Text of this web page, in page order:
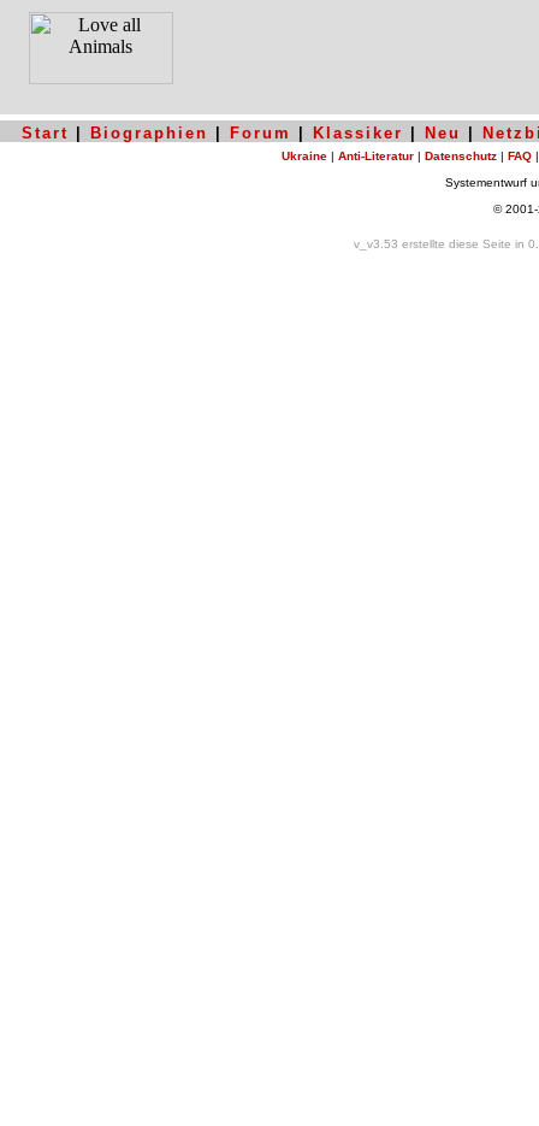
Start Biographien Forum Klassiker Neu
Ukraine | Anti-Literatur | Datenschutz | FAQ
Systementwurf
©
v_v3.53 erstellte diese Seite in